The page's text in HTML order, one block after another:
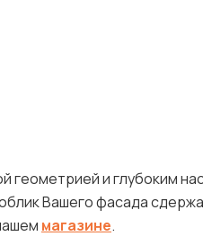
геометрией и глубоким
Вашего фасада
магазине.